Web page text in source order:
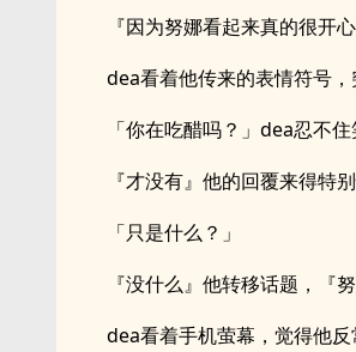
『因为努娜看起来真的很开心
dea看着他传来的表情符号，
「你在吃醋吗？」dea忍不住
『才没有』他的回覆来得特
「只是什么？」
『没什么』他转移话题，『
dea看着手机萤幕，觉得他反